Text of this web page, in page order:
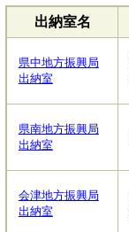
出納室名
県中地方振興局
出納室
県南地方振興局
出納室
会津地方振興局
出納室